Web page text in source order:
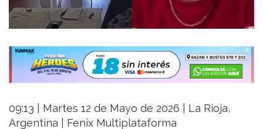
09:13 | Martes 12 de Mayo de 2026 | La Rioja,
Argentina | Fenix Multiplataforma